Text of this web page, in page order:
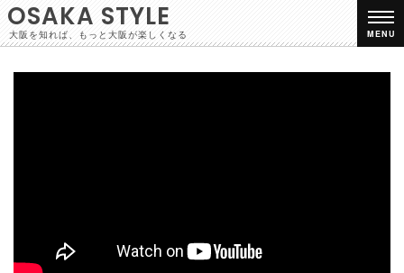
OSAKA STYLE
大阪を知れば、もっと大阪が楽しくなる MENU